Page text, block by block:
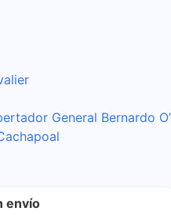
General Bernardo
envío